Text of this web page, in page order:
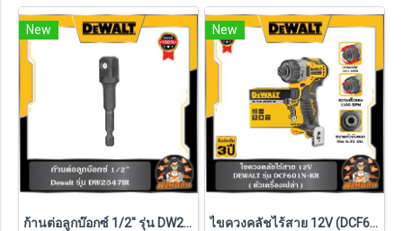
New
ก้านต่อลูกบ๊อกซ์ 1/2" รุ่น DW2547IR G DEWALT
New
ไขควงคลัชไร้สาย 12V (DCF601N-KR) Dewalt (ตัวเปล่า)